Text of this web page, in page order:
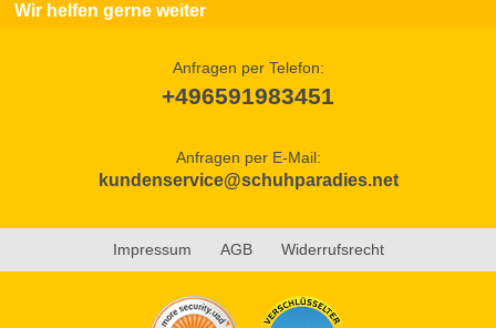
Wir helfen gerne weiter
Anfragen per Telefon:
+496591983451
Anfragen per E-Mail:
kundenservice@schuhparadies.net
Impressum AGB Widerrufsrecht